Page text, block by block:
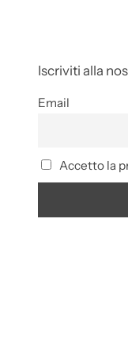
Iscriviti alla
Email
Accetto la